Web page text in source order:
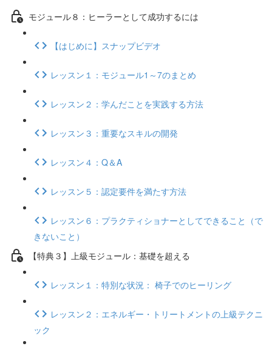
モジュール８：ヒーラーとして成功するには
【はじめに】スナップビデオ
レッスン１：モジュール1～7のまとめ
レッスン２：学んだことを実践する方法
レッスン３：重要なスキルの開発
レッスン４：Q＆A
レッスン５：認定要件を満たす方法
レッスン６：プラクティショナーとしてできること（で
きないこと）
【特典３】上級モジュール：基礎を超える
レッスン１：特別な状況： 椅子でのヒーリング
レッスン２：エネルギー・トリートメントの上級テクニ
ック